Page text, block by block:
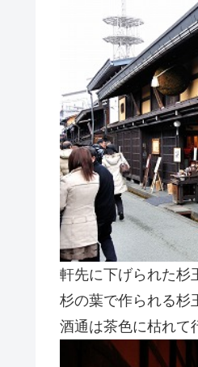
軒先に下げられた杉
杉の葉で作られる杉
酒通は茶色に枯れて